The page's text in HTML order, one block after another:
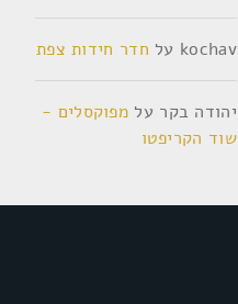
kochav על חדר חידות צפת
יהודה בקר על מפוקסלים -
שוד הקריפטו